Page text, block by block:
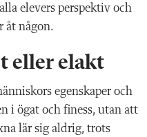
elevers perspektiv och
åt någon.
eller elakt
egenskaper och
i ögat och finess, utan att
lär sig aldrig, trots